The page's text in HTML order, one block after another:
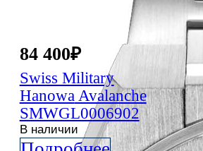
84 400₽
Swiss Military
Hanowa Avalanche
SMWGL0006902
В наличии